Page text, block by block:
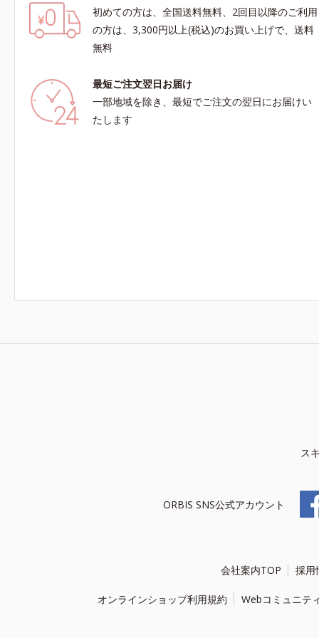
初めての方は、全国送料無料、2回目以降のご利用
の方は、3,300円以上(税込)のお買い上げで、送料
無料
最短ご注文翌日お届け
一部地域を除き、最短でご注文の翌日にお届けい
たします
ス
ORBIS SNS公式アカウント
会社案内TOP 採用
オンラインショップ利用規約 Webコミュニテ